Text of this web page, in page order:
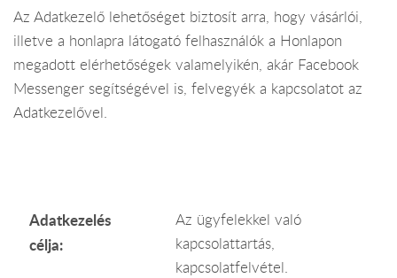
Az Adatkezelő lehetőséget biztosít arra, hogy vásárlói,
illetve a honlapra látogató felhasználók a Honlapon
megadott elérhetőségek valamelyikén, akár Facebook
Messenger segítségével is, felvegyék a kapcsolatot az
Adatkezelővel.
Adatkezelés
célja:
Az ügyfelekkel való
kapcsolattartás,
kapcsolatfelvétel.